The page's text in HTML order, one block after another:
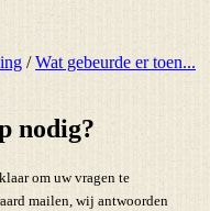
/Wat gebeurde er toen...
nodig?
om uw vragen te
mailen, wij antwoorden